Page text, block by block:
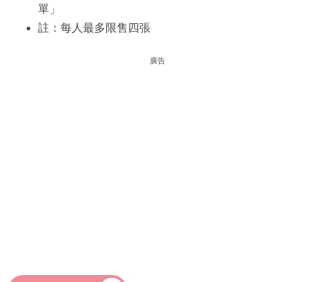
單」
註：每人最多限售四張
廣告